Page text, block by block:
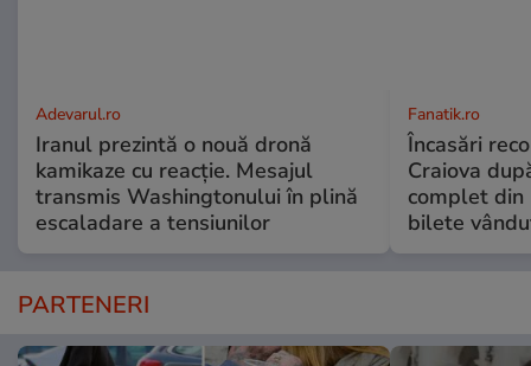
Adevarul.ro
Iranul prezintă o nouă dronă
kamikaze cu reacție. Mesajul
transmis Washingtonului în plină
escaladare a tensiunilor
Fanatik.ro
Încasări
Craiova
complet din
bilete
PARTENERI